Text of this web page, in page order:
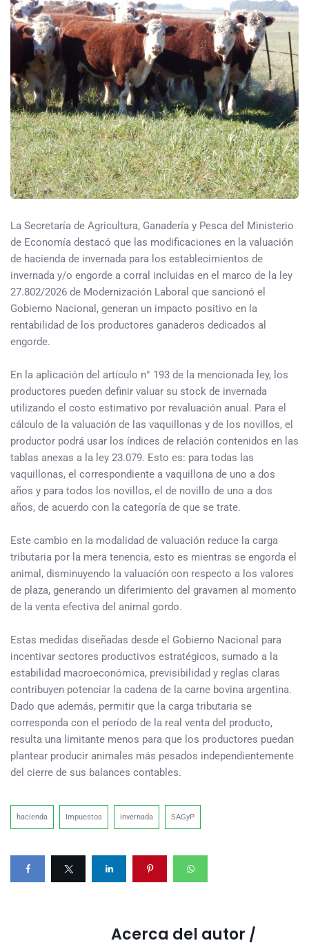
La Secretaría de Agricultura, Ganadería y Pesca del Ministerio
de Economía destacó que las modificaciones en la valuación
de hacienda de invernada para los establecimientos de
invernada y/o engorde a corral incluidas en el marco de la ley
27.802/2026 de Modernización Laboral que sancionó el
Gobierno Nacional, generan un impacto positivo en la
rentabilidad de los productores ganaderos dedicados al
engorde.
En la aplicación del artículo n° 193 de la mencionada ley, los
productores pueden definir valuar su stock de invernada
utilizando el costo estimativo por revaluación anual. Para el
cálculo de la valuación de las vaquillonas y de los novillos, el
productor podrá usar los índices de relación contenidos en las
tablas anexas a la ley 23.079. Esto es: para todas las
vaquillonas, el correspondiente a vaquillona de uno a dos
años y para todos los novillos, el de novillo de uno a dos
años, de acuerdo con la categoría de que se trate.
Este cambio en la modalidad de valuación reduce la carga
tributaria por la mera tenencia, esto es mientras se engorda el
animal, disminuyendo la valuación con respecto a los valores
de plaza, generando un diferimiento del gravamen al momento
de la venta efectiva del animal gordo.
Estas medidas diseñadas desde el Gobierno Nacional para
incentivar sectores productivos estratégicos, sumado a la
estabilidad macroeconómica, previsibilidad y reglas claras
contribuyen potenciar la cadena de la carne bovina argentina.
Dado que además, permitir que la carga tributaria se
corresponda con el período de la real venta del producto,
resulta una limitante menos para que los productores puedan
plantear producir animales más pesados independientemente
del cierre de sus balances contables.
hacienda Impuestos invernada SAGyP
Acerca del autor /